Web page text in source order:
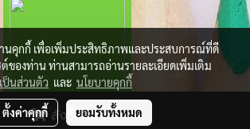
สั่งซื้อสินค้า
านคุกกี้ เพื่อเพิ่มประสิทธิภาพและประสบการณ์ที่ดี
ต์ของท่าน ท่านสามารถอ่านรายละเอียดเพิ่มเติม
ป็นส่วนตัว และ นโยบายคุกกี้
ตั้งค่าคุกกี้ ยอมรับทั้งหมด